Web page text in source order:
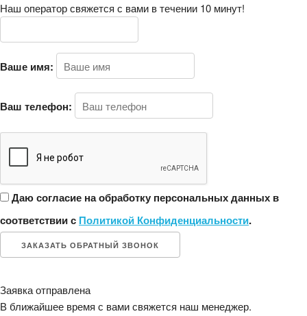
Наш оператор свяжется с вами в течении 10 минут!
Ваше имя:
Ваш телефон:
Даю согласие на обработку персональных данных в
соответствии с Политикой Конфиденциальности.
ЗАКАЗАТЬ ОБРАТНЫЙ ЗВОНОК
Заявка отправлена
В ближайшее время с вами свяжется наш менеджер.